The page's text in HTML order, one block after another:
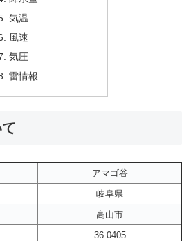
気温
風速
気圧
雷情報
アマゴ谷
岐阜県
高山市
36.0405